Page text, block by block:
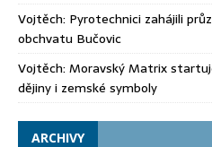
Vojtěch: Pyrotechnici zahájili
obchvatu Bučovic
Vojtěch: Moravský Matrix
dějiny i zemské symboly
ARCHIVY